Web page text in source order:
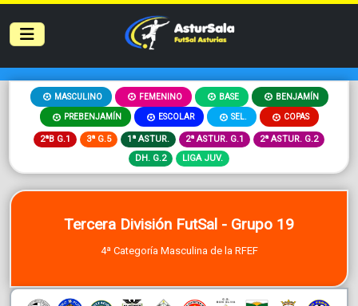
MASCULINO FEMENINO BASE BENJAMÍN
PREBENJAMÍN ESCOLAR SEL. COPAS
2ªB G.1 3ª G.5 1ª ASTUR. 2ª ASTUR. G.1
2ª ASTUR. G.2
DH. G.2
LIGA JUV.
Tercera División FutSal - Grupo 19
4ª Categoría Masculina de la RFEF